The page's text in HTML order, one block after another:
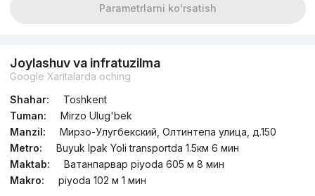
Parametrlarni ko'rsatish
Joylashuv va infratuzilma
Google Xaritalarda oching
Shahar:
Toshkent
Tuman:
Mirzo Ulug'bek
Manzil:
Мирзо-Улугбекский, Олтинтепа улица, д.150
Metro:
Buyuk Ipak Yoli transportda 1.5км 6 мин
Maktab:
Ватанпарвар piyoda 605 м 8 мин
Makro:
piyoda 102 м 1 мин